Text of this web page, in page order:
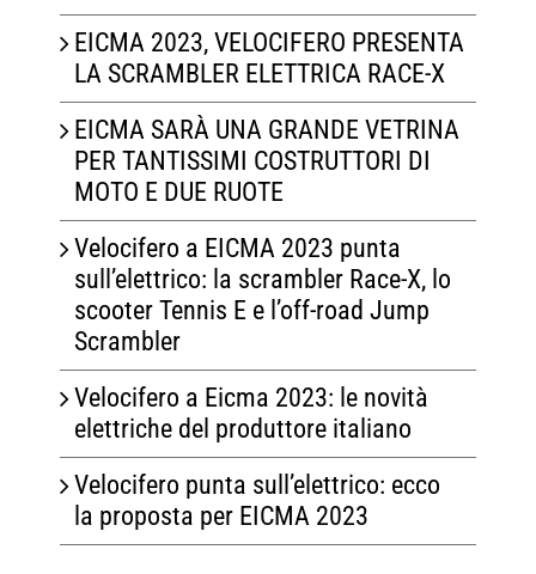
EICMA 2023, VELOCIFERO PRESENTA
LA SCRAMBLER ELETTRICA RACE-X
EICMA SARÀ UNA GRANDE VETRINA
PER TANTISSIMI COSTRUTTORI DI
MOTO E DUE RUOTE
Velocifero a EICMA 2023 punta
sull’elettrico: la scrambler Race-X, lo
scooter Tennis E e l’off-road Jump
Scrambler
Velocifero a Eicma 2023: le novità
elettriche del produttore italiano
Velocifero punta sull’elettrico: ecco
la proposta per EICMA 2023